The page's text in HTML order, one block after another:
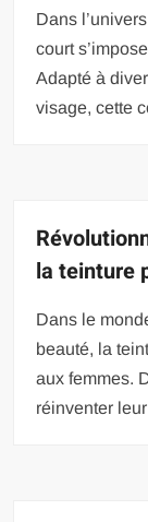
Dans
court
Adapté à
visage, cette
la teinture
Dans le
beauté, la
aux femmes.
réinventer